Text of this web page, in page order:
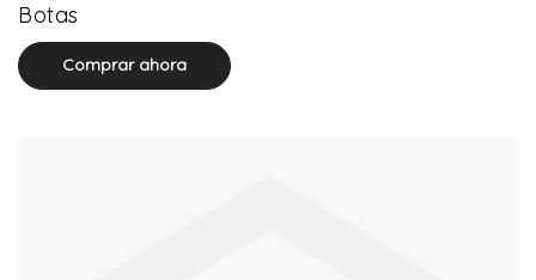
Botas
Comprar ahora